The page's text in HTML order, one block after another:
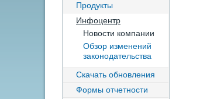
Продукты
Инфоцентр
Новости компании
Обзор изменений
законодательства
Скачать обновления
Формы отчетности